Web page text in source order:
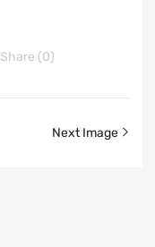
Share (0)
Next Image